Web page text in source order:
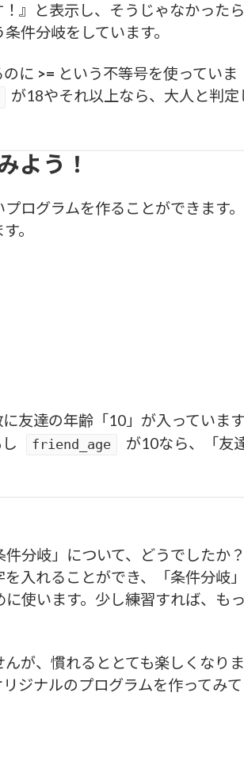
』と表示し、そうじゃなかったら
件分岐をしています。
に >= という不等号を使っていま
が18やそれ以上なら、大人と判定
よう！
ログラムを作ることができます
。
友達の年齢「10」が入っています
friend_age
が10なら、「友
分岐」について、どうでしたか？
入れることができ、「条件分岐
使います。少し練習すれば、も
が、慣れるととても楽しくなりま
ジナルのプログラムを作ってみて